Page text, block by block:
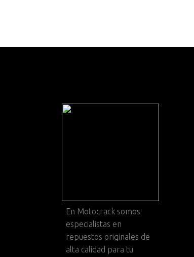
En Motocrack somos
especialistas en
repuestos originales de
alta calidad para tu